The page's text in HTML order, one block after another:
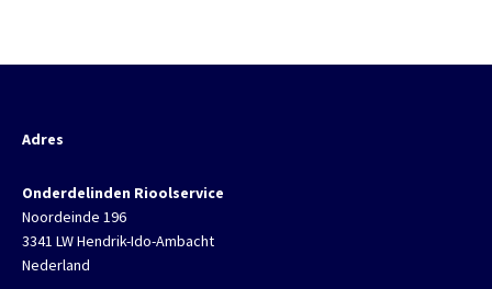
Adres
Onderdelinden Rioolservice
Noordeinde 196
3341 LW Hendrik-Ido-Ambacht
Nederland